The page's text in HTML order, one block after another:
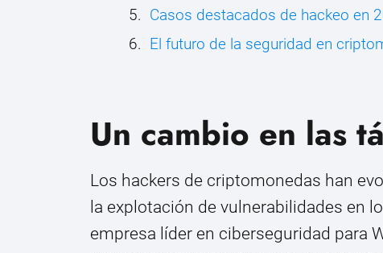
Casos destacados de hackeo en
El futuro de la seguridad en
Un cambio en las
Los hackers de criptomonedas han
la explotación de vulnerabilidades en
empresa líder en ciberseguridad para